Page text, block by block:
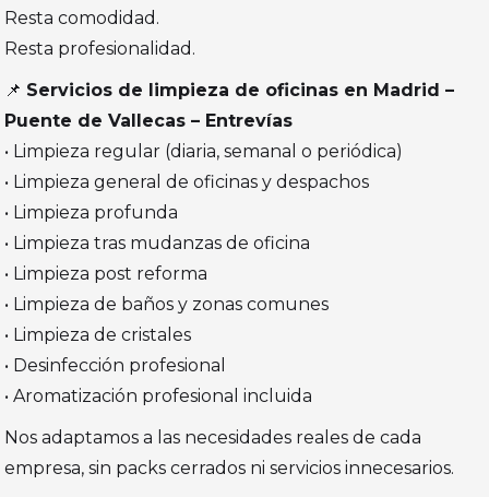
Resta comodidad.
Resta profesionalidad.
📌 Servicios de limpieza de oficinas en Madrid –
Puente de Vallecas – Entrevías
• Limpieza regular (diaria, semanal o periódica)
• Limpieza general de oficinas y despachos
• Limpieza profunda
• Limpieza tras mudanzas de oficina
• Limpieza post reforma
• Limpieza de baños y zonas comunes
• Limpieza de cristales
• Desinfección profesional
• Aromatización profesional incluida
Nos adaptamos a las necesidades reales de cada
empresa, sin packs cerrados ni servicios innecesarios.